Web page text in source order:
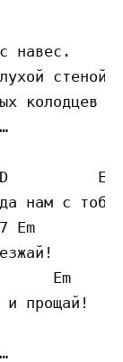
навес.
стеной.
колодцев
нам с
Em
Em
и прощай!